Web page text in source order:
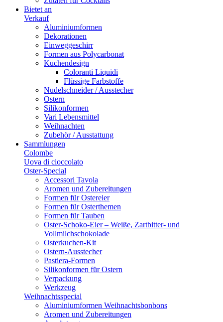
Bietet an
Verkauf
Aluminiumformen
Dekorationen
Einweggeschirr
Formen aus Polycarbonat
Kuchendesign
Coloranti Liquidi
Flüssige Farbstoffe
Nudelschneider / Ausstecher
Ostern
Silikonformen
Vari Lebensmittel
Weihnachten
Zubehör / Ausstattung
Sammlungen
Colombe
Uova di cioccolato
Oster-Special
Accessori Tavola
Aromen und Zubereitungen
Formen für Ostereier
Formen für Osterthemen
Formen für Tauben
Oster-Schoko-Eier – Weiße, Zartbitter- und
Vollmilchschokolade
Osterkuchen-Kit
Ostern-Ausstecher
Pastiera-Formen
Silikonformen für Ostern
Verpackung
Werkzeug
Weihnachtsspecial
Aluminiumformen Weihnachtsbonbons
Aromen und Zubereitungen